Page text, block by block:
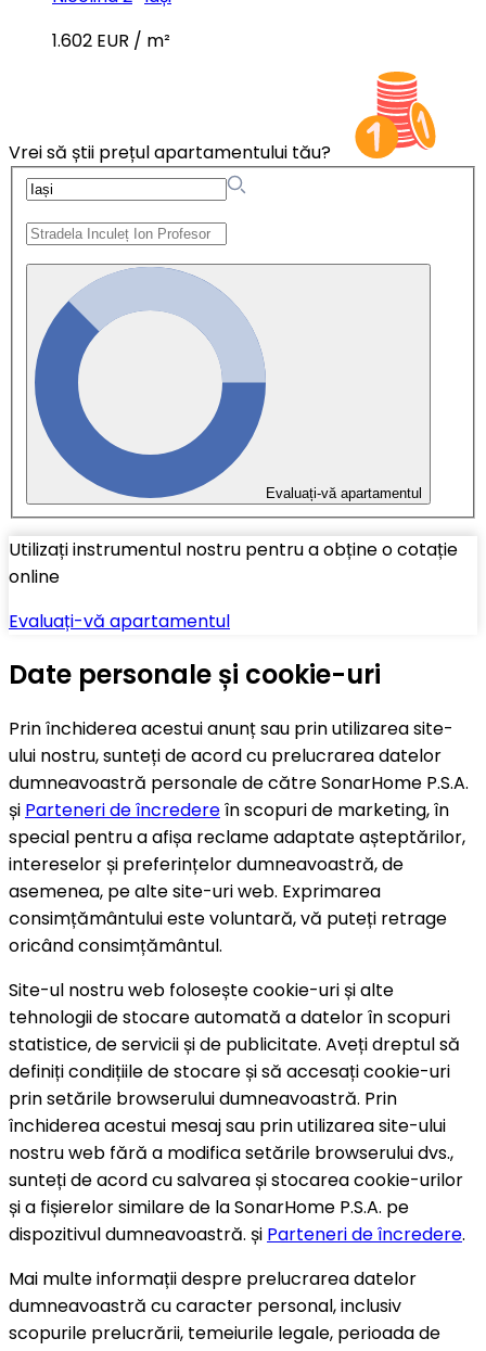
1.602 EUR / m²
Vrei să știi prețul apartamentului tău?
Evaluați-vă apartamentul
Utilizați instrumentul nostru pentru a obține o cotație
online
Evaluați-vă apartamentul
Date personale și cookie-uri
Prin închiderea acestui anunț sau prin utilizarea site-
ului nostru, sunteți de acord cu prelucrarea datelor
dumneavoastră personale de către SonarHome P.S.A.
și Parteneri de încredereîn scopuri de marketing, în
special pentru a afișa reclame adaptate așteptărilor,
intereselor și preferințelor dumneavoastră, de
asemenea, pe alte site-uri web. Exprimarea
consimțământului este voluntară, vă puteți retrage
oricând consimțământul.
Site-ul nostru web folosește cookie-uri și alte
tehnologii de stocare automată a datelor în scopuri
statistice, de servicii și de publicitate. Aveți dreptul să
definiți condițiile de stocare și să accesați cookie-uri
prin setările browserului dumneavoastră. Prin
închiderea acestui mesaj sau prin utilizarea site-ului
nostru web fără a modifica setările browserului dvs.,
sunteți de acord cu salvarea și stocarea cookie-urilor
și a fișierelor similare de la SonarHome P.S.A. pe
dispozitivul dumneavoastră. și Parteneri de încredere.
Mai multe informații despre prelucrarea datelor
dumneavoastră cu caracter personal, inclusiv
scopurile prelucrării, temeiurile legale, perioada de